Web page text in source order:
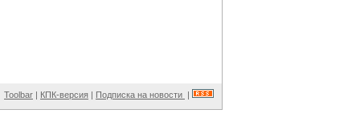
Toolbar | КПК-версия | Подписка на новости |